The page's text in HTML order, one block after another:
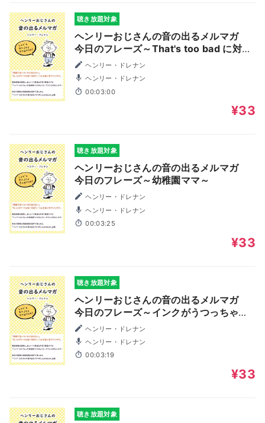
聴き放題対象
ヘンリーおじさんの音の出るメルマガ
今日のフレーズ～That's too bad に対し
て～ヘンリー・ドレナン
ヘンリー・ドレナン
00:03:00
¥33
聴き放題対象
ヘンリーおじさんの音の出るメルマガ
今日のフレーズ～幼稚園ママ～
ヘンリー・ドレナン
ヘンリー・ドレナン
00:03:25
¥33
聴き放題対象
ヘンリーおじさんの音の出るメルマガ
今日のフレーズ～インクがうつっちゃう
～ ヘンリー・ドレナン
ヘンリー・ドレナン
00:03:19
¥33
聴き放題対象